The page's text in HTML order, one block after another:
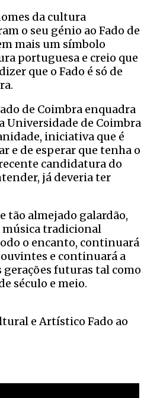
da cultura
o seu génio ao Fado de
mais um símbolo
portuguesa e creio que
que o Fado é só de
de Coimbra enquadra
Universidade de Coimbra
iniciativa que é
e de esperar que tenha o
candidatura do
já deveria ter
tão almejado galardão,
música tradicional
o encanto, continuará
e continuará a
gerações futuras tal como
século e meio.
e Artístico Fado ao